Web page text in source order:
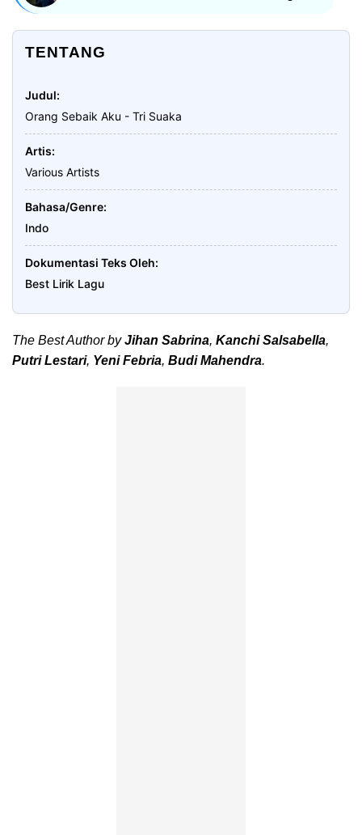
TENTANG
Judul
Orang Sebaik Aku - Tri Suaka
Artis
Various Artists
Bahasa/Genre
Indo
Dokumentasi Teks Oleh
Best Lirik Lagu
The Best Author byJihan Sabrina, Kanchi Salsabella,
Putri Lestari, Yeni Febria, Budi Mahendra.